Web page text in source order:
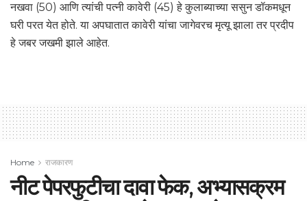
नखवा (50) आणि त्यांची पत्नी कावेरी (45) हे कुलाब्याच्या ससुन डॉकमधून
घरी परत येत होते. या अपघातात कावेरी यांचा जागेवरच मृत्यू झाला तर प्रदीप
हे जबर जखमी झाले आहेत.
Home राजकारण
नीट पेपरफुटीचा दावा फेक, अभ्यासक्रम